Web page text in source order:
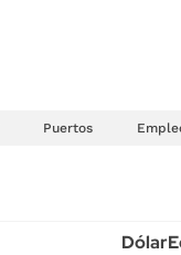
Puertos
Dólar